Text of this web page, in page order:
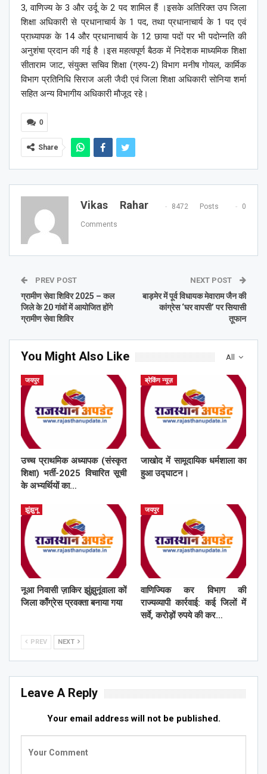
3, वाणिज्य के 3 और उर्दू के 2 पद शामिल हैं ।इसके अतिरिक्त उप जिला
शिक्षा अधिकारी से प्रधानाचार्य के 1 पद, तथा प्रधानाचार्य के 1 पद एवं
प्राध्यापक के 14 और प्रधानाचार्य के 12 छाया पदों पर भी पदोन्नति की
अनुशंषा प्रदान की गई है ।इस महत्वपूर्ण बैठक में निदेशक माध्यमिक शिक्षा
सीताराम जाट, संयुक्त सचिव शिक्षा (ग्रुप-2) विभाग मनीष गोयल, कार्मिक
विभाग प्रतिनिधि सिराज अली जैदी एवं जिला शिक्षा अधिकारी सोनिया शर्मा
सहित अन्य विभागीय अधिकारी मौजूद रहे।
0
Share
Vikas Rahar 8472 Posts 0
Comments
PREV POST
ग्रामीण सेवा शिविर 2025 – कल
जिले के 20 गांवों में आयोजित होंगे
ग्रामीण सेवा शिविर
NEXT POST
बाड़मेर में पूर्व विधायक मेवाराम जैन की
कांग्रेस ‘घर वापसी’ पर सियासी
तूफान
All
You Might Also Like
जयपुर
उच्च प्राथमिक अध्यापक (संस्कृत
शिक्षा) भर्ती-2025 विचारित सूची
के अभ्यर्थियों का…
ब्रेकिंग न्यूज़
जाखोद में सामूदायिक धर्मशाला का
हुआ उद्घाटन।
झुंझुनू
नूआ निवासी ज़ाकिर झुंझुनूंवाला कों
जिला काँग्रेस प्रवक्ता बनाया गया
जयपुर
वाणिज्यिक कर विभाग की
राज्यव्यापी कार्रवाई: कई जिलों में
सर्वे, करोड़ों रुपये की कर…
PREV NEXT
Leave A Reply
Your email address will not be published.